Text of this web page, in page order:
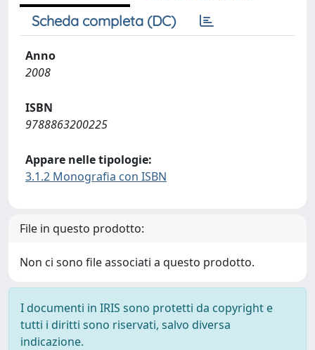
Scheda completa (DC)
Anno
2008
ISBN
9788863200225
Appare nelle tipologie:
3.1.2 Monografia con ISBN
File in questo prodotto:
Non ci sono file associati a questo prodotto.
I documenti in IRIS sono protetti da copyright e
tutti i diritti sono riservati, salvo diversa
indicazione.